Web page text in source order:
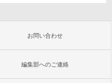
お問い合わせ
編集部へのご連絡